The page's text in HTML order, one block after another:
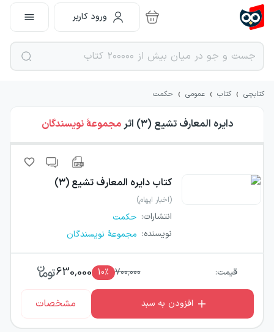
ورود کاربر
کتابچی › کتاب › عمومی › حکمت
دایره المعارف تشیع (۳) اثرمجموعهٔ نویسندگان
کتاب دایره المعارف تشیع (۳)
(اخبار ایهام)
انتشارات: حکمت
نویسنده: مجموعهٔ نویسندگان
قیمت: 700,000
10٪ 630,000
افزودن به سبد مشخصات